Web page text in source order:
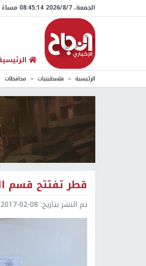
الجمعة، 7/‏8/‏2026 08:45:15 مساءً
الرئيسية فلسطينيات محافظات
قطر تفتتح قسم
تم النشر بتاريخ: 2017-02-08 09:58